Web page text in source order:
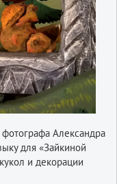
Александра
для «Зайкиной
и декорации